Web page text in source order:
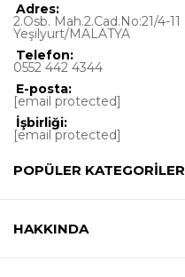
Adres:
2.Osb. Mah.2.Cad.No:21/4-11
Yeşilyurt/MALATYA
Telefon:
0552 442 4344
E-posta:
[email protected]
İşbirliği:
[email protected]
POPÜLER KATEGORİLER
HAKKINDA